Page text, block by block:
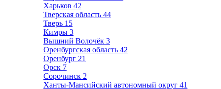
Харьков 42
Тверская область 44
Тверь 15
Кимры 3
Вышний Волочёк 3
Оренбургская область 42
Оренбург 21
Орск 7
Сорочинск 2
Ханты-Мансийский автономный округ 41